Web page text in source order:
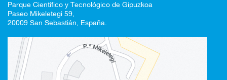
Parque Científico y Tecnológico de Gipuzkoa
Paseo Mikeletegi 59,
20009 San Sebastián, España.